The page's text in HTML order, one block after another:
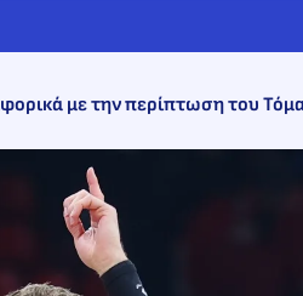
με την περίπτωση του